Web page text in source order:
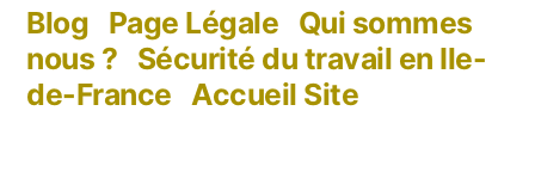
Blog Page Légale Qui sommes
nous ? Sécurité du travail en Ile-
de-France Accueil Site